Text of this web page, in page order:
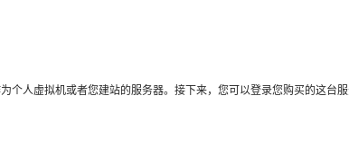
个人虚拟机或者您建站的服务器。接下来，您可以登录您购买的这台